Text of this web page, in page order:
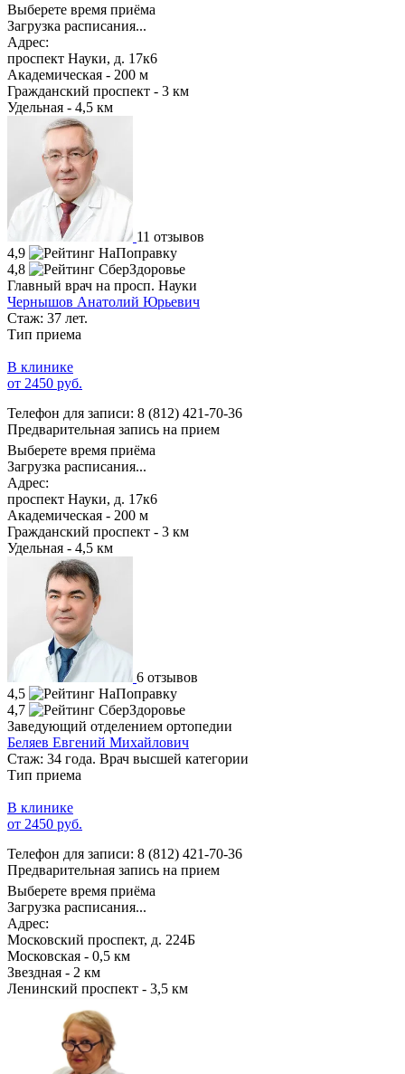
Выберете время приёма
Загрузка расписания...
Адрес:
проспект Науки, д. 17к6
Академическая - 200 м
Гражданский проспект - 3 км
Удельная - 4,5 км
11 отзывов
4,9
4,8
Главный врач на просп. Науки
Чернышов Анатолий Юрьевич
Стаж: 37 лет.
Тип приема
В клинике
от 2450 руб.
Телефон для записи: 8 (812) 421-70-36
Предварительная запись на прием
Выберете время приёма
Загрузка расписания...
Адрес:
проспект Науки, д. 17к6
Академическая - 200 м
Гражданский проспект - 3 км
Удельная - 4,5 км
6 отзывов
4,5
4,7
Заведующий отделением ортопедии
Беляев Евгений Михайлович
Стаж: 34 года. Врач высшей категории
Тип приема
В клинике
от 2450 руб.
Телефон для записи: 8 (812) 421-70-36
Предварительная запись на прием
Выберете время приёма
Загрузка расписания...
Адрес:
Московский проспект, д. 224Б
Московская - 0,5 км
Звездная - 2 км
Ленинский проспект - 3,5 км